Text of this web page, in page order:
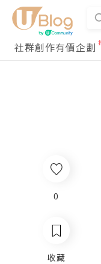
社群創作有價企劃
0
收藏